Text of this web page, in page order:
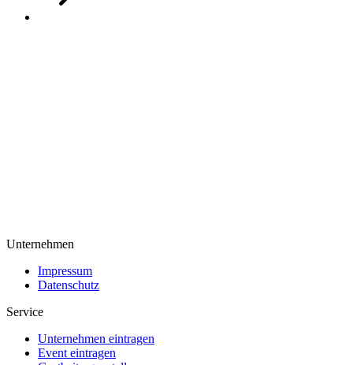
Unternehmen
Impressum
Datenschutz
Service
Unternehmen eintragen
Event eintragen